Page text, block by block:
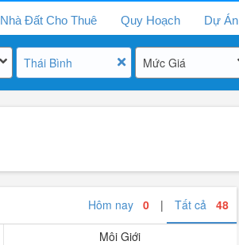
Nhà Đất Cho Thuê Quy Hoạch Dự Án
Thái Bình Mức Giá
Hôm nay 0 | Tất cả 48
Môi Giới